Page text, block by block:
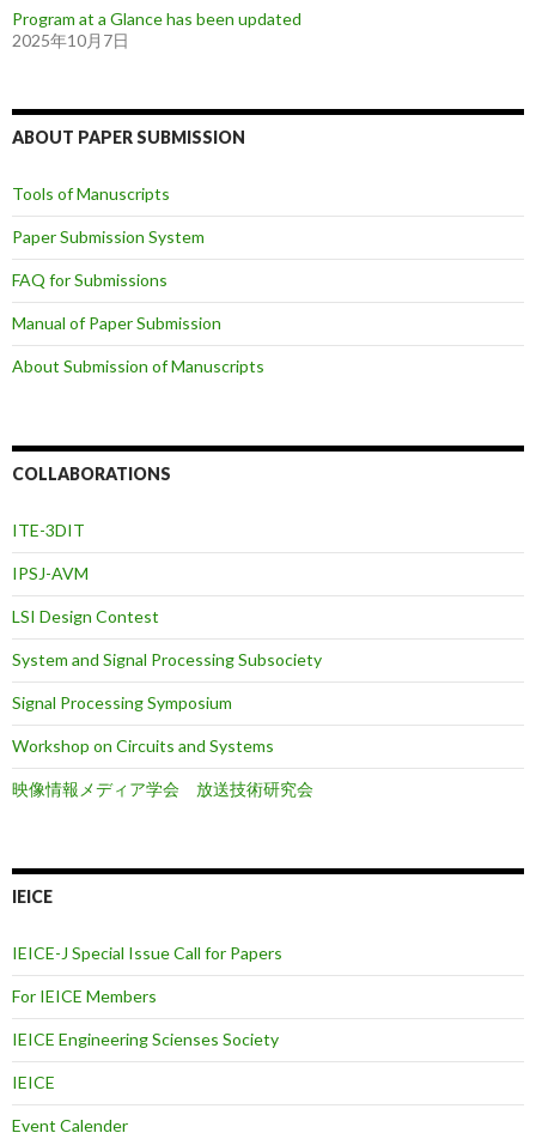
Program at a Glance has been updated
2025年10月7日
ABOUT PAPER SUBMISSION
Tools of Manuscripts
Paper Submission System
FAQ for Submissions
Manual of Paper Submission
About Submission of Manuscripts
COLLABORATIONS
ITE-3DIT
IPSJ-AVM
LSI Design Contest
System and Signal Processing Subsociety
Signal Processing Symposium
Workshop on Circuits and Systems
映像情報メディア学会 放送技術研究会
IEICE
IEICE-J Special Issue Call for Papers
For IEICE Members
IEICE Engineering Scienses Society
IEICE
Event Calender